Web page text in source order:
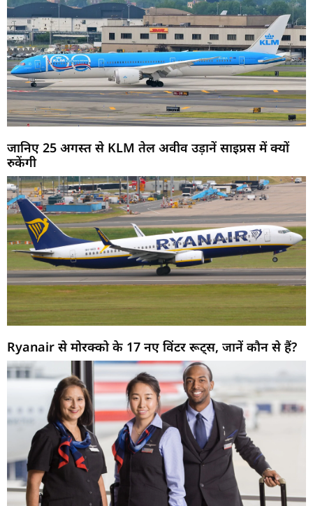
जानिए 25 अगस्त से KLM तेल अवीव उड़ानें साइप्रस में क्यों
रुकेंगी
Ryanair से मोरक्को के 17 नए विंटर रूट्स, जानें कौन से हैं?